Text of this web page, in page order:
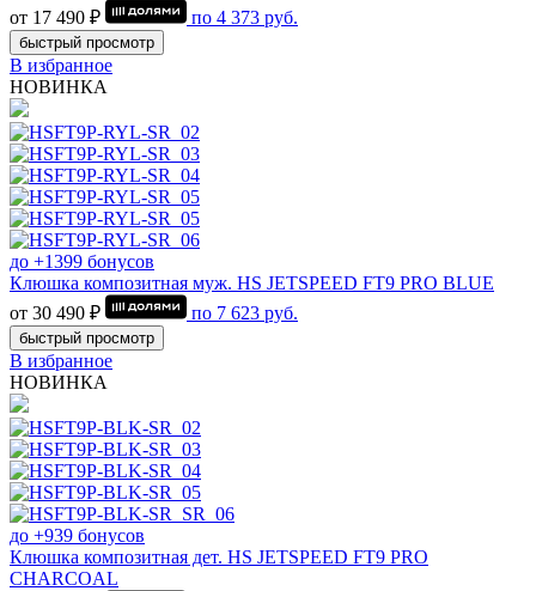
от 17 490 ₽
по 4 373 руб.
быстрый просмотр
В избранное
НОВИНКА
до +1399 бонусов
Клюшка композитная муж. HS JETSPEED FT9 PRO BLUE
от 30 490 ₽
по 7 623 руб.
быстрый просмотр
В избранное
НОВИНКА
до +939 бонусов
Клюшка композитная дет. HS JETSPEED FT9 PRO
CHARCOAL